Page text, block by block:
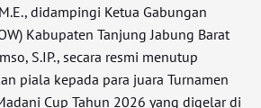
didampingi Ketua Gabungan
Kabupaten Tanjung Jabung Barat
S.IP., secara resmi menutup
piala kepada para juara Turnamen
Cup Tahun 2026 yang digelar di